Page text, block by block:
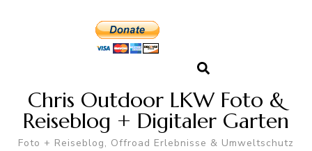
Chris Outdoor LKW Foto &
Reiseblog + Digitaler Garten
Foto + Reiseblog, Offroad Erlebnisse & Umweltschutz